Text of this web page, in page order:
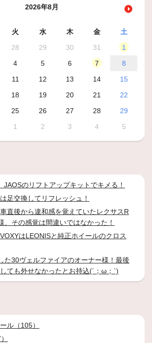
2026年8月
火 水 木 金
土
28 29 30 31
1
4 5 6 7
8
11 12 13 14
15
18 19 20 21
22
25 26 27 28
29
1 2 3 4 5
JAOSのリフトアップキットでキメる！
足交換してリフレッシュ！
直後から違和感を覚えていたレクサスR
、その感覚は間違いではなかった！
はLEONISと純正ホイールのクロス
た30ヴェルファイアのオーナー様！最後
ても外せなかったとお持込(´；ω；`)
ル（105）